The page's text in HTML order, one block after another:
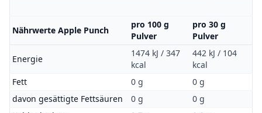
Nährwerte Apple Punch
pro 100 g
Pulver
pro 30 g
Pulver
Energie
1474 kJ / 347
kcal
442 kJ / 104
kcal
Fett
0 g
0 g
davon gesättigte Fettsäuren
0 g
0 g